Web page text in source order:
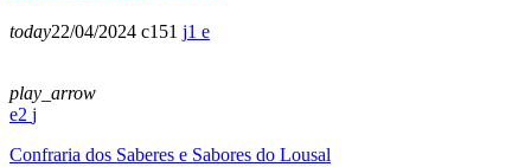
today22/04/2024 151 1
play_arrow
2
Confraria dos Saberes e Sabores do Lousal